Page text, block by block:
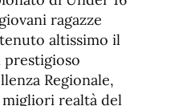
ragazze
altissimo il
Regionale,
realtà del